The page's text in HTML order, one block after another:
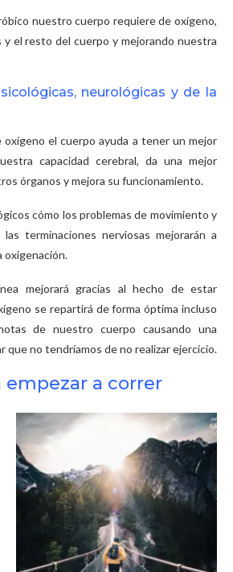
nuestro cuerpo requiere de oxígeno,
y el resto del cuerpo y mejorando nuestra
neurológicas y de la
oxígeno el cuerpo ayuda a tener un mejor
capacidad cerebral, da una mejor
órganos y mejora su funcionamiento.
cómo los problemas de movimiento y
terminaciones nerviosas mejorarán a
oxigenación.
mejorará gracias al hecho de estar
se repartirá de forma óptima incluso
de nuestro cuerpo causando una
que no tendríamos de no realizar ejercicio.
empezar a correr